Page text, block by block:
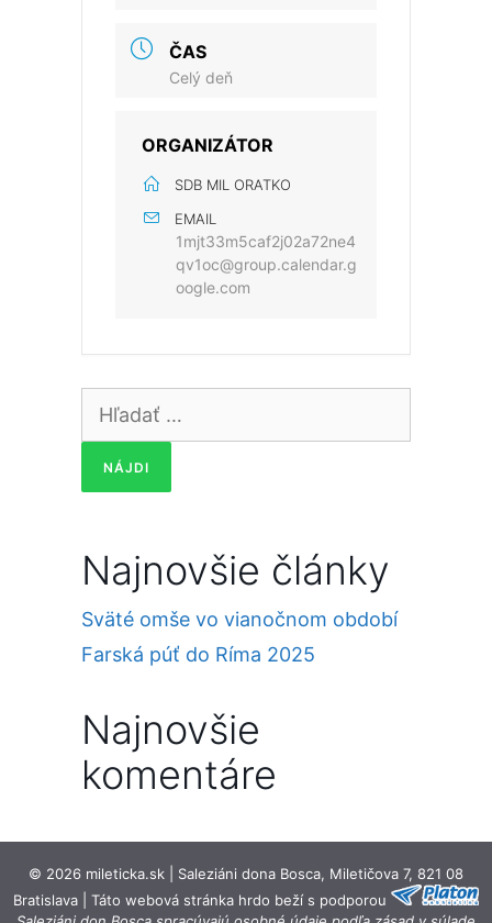
ČAS
Celý deň
ORGANIZÁTOR
SDB MIL ORATKO
EMAIL
1mjt33m5caf2j02a72ne4
qv1oc@group.calendar.g
oogle.com
Hľadať:
Najnovšie články
Sväté omše vo vianočnom období
Farská púť do Ríma 2025
Najnovšie
komentáre
© 2026 mileticka.sk | Saleziáni dona Bosca, Miletičova 7, 821 08
Bratislava | Táto webová stránka hrdo beží s podporou